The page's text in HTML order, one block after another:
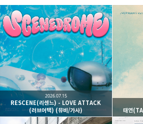
RESCENE(리센느) - LOVE ATTACK
(러브어택) (뮤비/가사)
2026.07.15
태연